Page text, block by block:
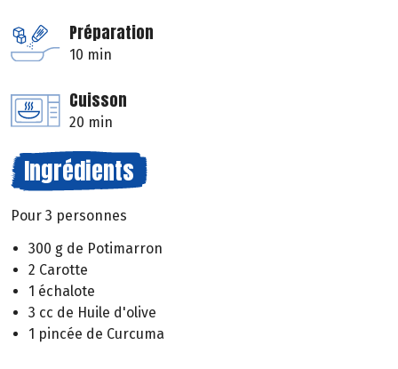
Préparation
10 min
Cuisson
20 min
Ingrédients
Pour 3 personnes
300 g de Potimarron
2 Carotte
1 échalote
3 cc de Huile d'olive
1 pincée de Curcuma